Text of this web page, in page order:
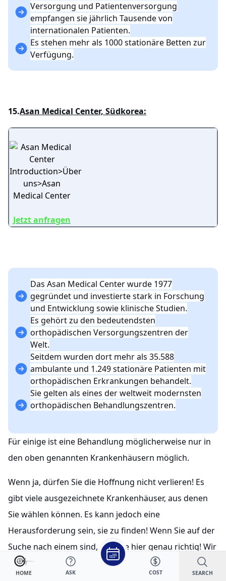
Versorgung und Patientenversorgung
empfangen sie jährlich Tausende von
internationalen Patienten.
Es stehen mehr als 1000 stationäre Betten zur
Verfügung.
15.Asan Medical Center, Südkorea:
Jetzt anfragen
Das Asan Medical Center wurde 1977
gegründet und investierte stark in Forschung
und Entwicklung sowie klinische Studien.
Es gehört zu den bedeutendsten
orthopädischen Versorgungszentren der
Welt.
Seitdem wurden dort mehr als 35.588
ambulante und 1.249 stationäre Patienten mit
orthopädischen Erkrankungen behandelt.
Sie gelten als eines der weltweit modernsten
orthopädischen Behandlungszentren.
Für einige ist eine Behandlung möglicherweise nur in
den oben genannten Krankenhäusern möglich.
Wenn ja, dürfen Sie die Hoffnung nicht verlieren! Es
gibt viele ausgezeichnete Krankenhäuser, aus denen
Sie wählen können. Es kann jedoch eine
Herausforderung sein, sie zu finden! Wenn Sie auf der
Suche nach einem sind, sind Sie hier genau richtig! Wir
haben die Punkte besprochen, die Sie bei der Auswahl
HOME ASK COST SEARCH